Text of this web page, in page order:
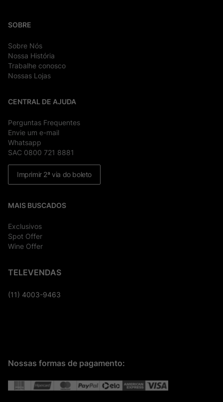
SOBRE
Sobre Nós
Nossa História
Trabalhe conosco
Nossas Lojas
CENTRAL DE AJUDA
Perguntas Frequentes
Envie um e-mail
Whatsapp
SAC 0800 721 8881
Imprimir 2ª via do boleto
MAIS BUSCADOS
Exclusivos
Spot Offer
Wine Offer
TELEVENDAS
(11) 4003-9463
Nossas formas de pagamento: